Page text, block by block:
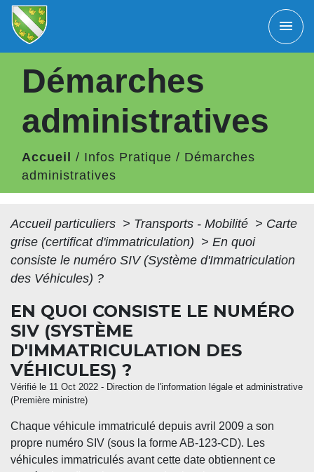
menu
Démarches
administratives
Accueil / Infos Pratique / Démarches
administratives
Accueil particuliers > Transports - Mobilité > Carte
grise (certificat d'immatriculation) > En quoi
consiste le numéro SIV (Système d'Immatriculation
des Véhicules) ?
EN QUOI CONSISTE LE NUMÉRO
SIV (SYSTÈME
D'IMMATRICULATION DES
VÉHICULES) ?
Vérifié le 11 Oct 2022 - Direction de l'information légale et administrative
(Première ministre)
Chaque véhicule immatriculé depuis avril 2009 a son
propre numéro SIV (sous la forme AB-123-CD). Les
véhicules immatriculés avant cette date obtiennent ce